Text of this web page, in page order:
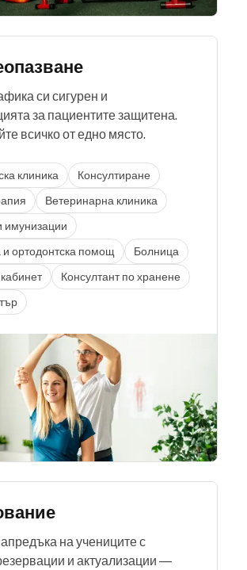
си сигурен и
за пациентите защитена.
всичко от едно място.
клиника
Консултиране
Ветеринарна клиника
имунизации
и ортодонтска помощ
Болница
Консултант по хранене
на учениците с
и актуализации —